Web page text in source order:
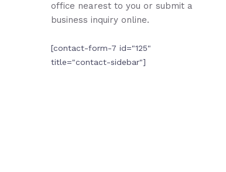
office nearest to you or submit a
business inquiry online.
[contact-form-7 id="125"
title="contact-sidebar"]